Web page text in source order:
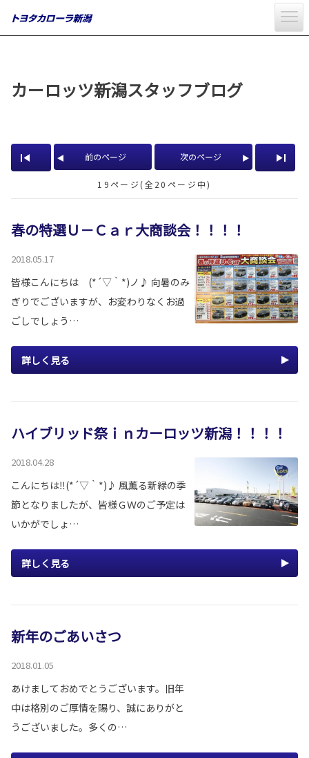
カーロッツ新潟スタッフブログ
前のページ 次のページ
19ページ(全20ページ中)
春の特選Ｕ－Ｃａｒ大商談会！！！！
2018.05.17
皆様こんにちは (*´▽｀*)ノ♪ 向暑のみ
ぎりでございますが、お変わりなくお過
ごしでしょう…
詳しく見る
ハイブリッド祭ｉｎカーロッツ新潟！！！！
2018.04.28
こんにちは‼(*´▽｀*)♪ 風薫る新緑の季
節となりましたが、皆様ＧＷのご予定は
いかがでしょ…
詳しく見る
新年のごあいさつ
2018.01.05
あけましておめでとうございます。旧年
中は格別のご厚情を賜り、誠にありがと
うございました。多くの…